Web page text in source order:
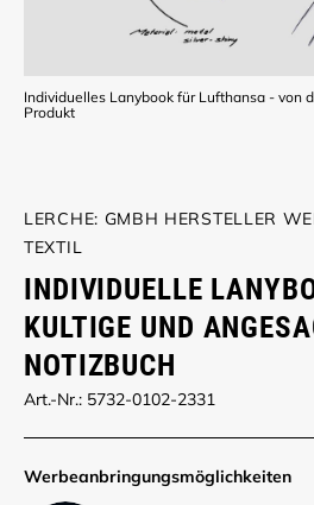
Individuelles Lanybook für Lufthansa - von
Produkt
LERCHE: GMBH HERSTELLER
TEXTIL
INDIVIDUELLE
KULTIGE UND
NOTIZBUCH
Art.-Nr.: 5732-0102-2331
Werbe­anbringungs­möglich­keiten